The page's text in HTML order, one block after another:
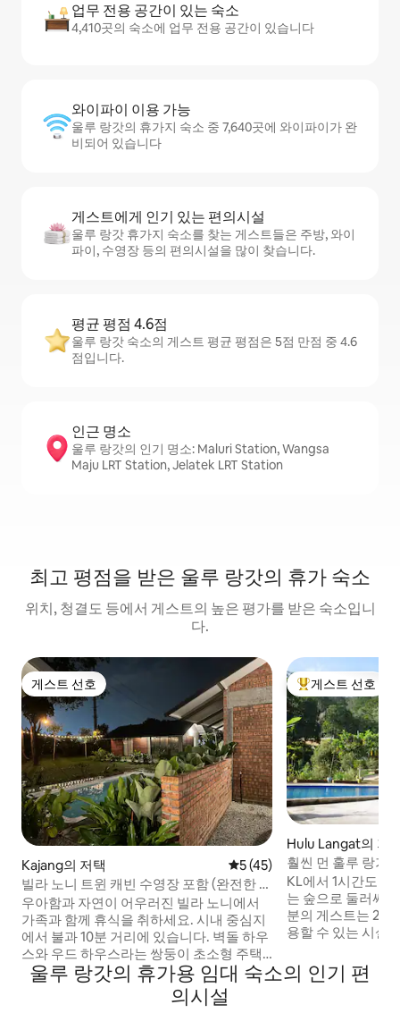
업무 전용 공간이 있는 숙소
4,410곳의 숙소에 업무 전용 공간이 있습니다
와이파이 이용 가능
울루 랑갓의 휴가지 숙소 중 7,640곳에 와이파이가 완
비되어 있습니다
게스트에게 인기 있는 편의시설
울루 랑갓 휴가지 숙소를 찾는 게스트들은 주방, 와이
파이, 수영장 등의 편의시설을 많이 찾습니다.
평균 평점 4.6점
울루 랑갓 숙소의 게스트 평균 평점은 5점 만점 중 4.6
점입니다.
인근 명소
울루 랑갓의 인기 명소: Maluri Station, Wangsa
Maju LRT Station, Jelatek LRT Station
최고 평점을 받은 울루 랑갓의 휴가 숙소
위치, 청결도 등에서 게스트의 높은 평가를 받은 숙소입니
다.
게스트 선호
게스트 선호
Kajang의 저택 평점 5점(5점 만점), 후기 45
5 (45)
빌라 노니 트윈 캐빈 수영장 포함 (완전한 프
라이버시)
우아함과 자연이 어우러진 빌라 노니에서
가족과 함께 휴식을 취하세요. 시내 중심지
에서 불과 10분 거리에 있습니다. 벽돌 하우
스와 우드 하우스라는 쌍둥이 초소형 주택
은 아름다운 조경이 돋보이는 0.5에이커 정
원에 자리하고 있습니다. 전용 수영장, 초고
속 인터넷, 에어컨, 전용 식사 공간을 갖추고
상위 게스트 선호
게스트 선호
Hulu Langat의 저
훨씬 먼 훌루 랑가
KL에서 1시간도
는 숲으로 둘러싸인
분의 게스트는 2박을 선
용할 수 있는 시설
가로 이용하실 수
+ 7세 미만 5명. 필
울루 랑갓의 휴가용 임대 숙소의 인기 편
의시설